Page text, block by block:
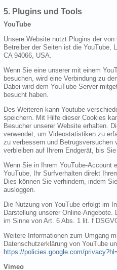
5. Plugins und Tools
YouTube
Unsere Website nutzt Plugins der von
Betreiber der Seiten ist die YouTube,
CA 94066, USA.
Wenn Sie eine unserer mit einem
besuchen, wird eine Verbindung zu
Dabei wird dem YouTube-Server
besucht haben.
Des Weiteren kann Youtube
speichern. Mit Hilfe dieser Cookies
Besucher unserer Website erhalten.
verwendet, um Videostatistiken zu
zu verbessern und Betrugsversuchen
verbleiben auf Ihrem Endgerät, bis Sie
Wenn Sie in Ihrem YouTube-Account
YouTube, Ihr Surfverhalten direkt
Dies können Sie verhindern, indem
ausloggen.
Die Nutzung von YouTube erfolgt im
Darstellung unserer Online-
im Sinne von Art. 6 Abs. 1 lit. f
Weitere Informationen zum Umgang
Datenschutzerklärung von YouTube
https://policies.google.com/
Vimeo